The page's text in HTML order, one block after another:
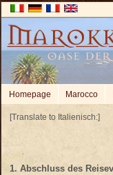
Homepage Marocco
[Translate to Italienisch:]
1. Abschluss des